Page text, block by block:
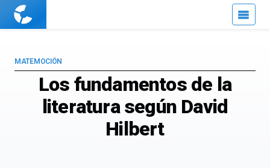
Cuaderno
Los fundamentos de la
literatura según David
Hilbert
MATEMOCIÓN